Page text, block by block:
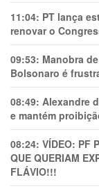
11:04: PT lança
renovar o
09:53: Manobra
Bolsonaro é
08:49: Alexandre
e mantém
08:24: VÍDEO: PF
QUE QUERIAM
FLÁVIO!!!